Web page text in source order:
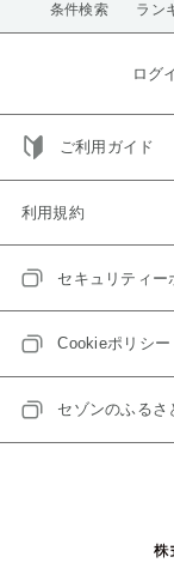
条件検索 ラン
ログ
ご利用ガイド
利用規約
セキュリティー
Cookieポリシー
セゾンのふるさ